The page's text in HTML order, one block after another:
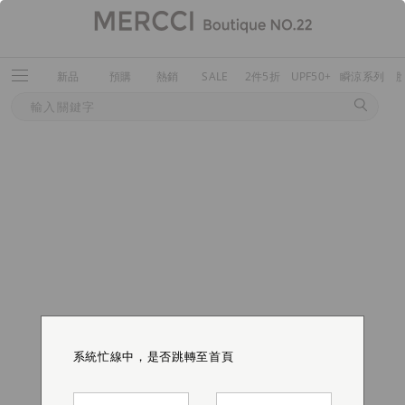
新品 預購 熱銷 SALE 2件5折 UPF50+ 瞬涼系列
系統忙線中，是否跳轉至首頁
系統忙線中，是否跳轉至首頁
系統忙線中，是否跳轉至首頁
系統忙線中，是否跳轉至首頁
系統忙線中，是否跳轉至首頁